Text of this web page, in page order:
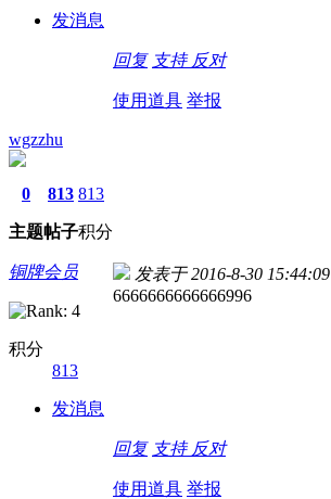
发消息
回复 支持 反对
使用道具 举报
wgzzhu
0
主题
813
帖子
813
积分
铜牌会员
积分
813
发消息
发表于 2016-8-30 15:44:09
6666666666666996
回复 支持 反对
使用道具 举报